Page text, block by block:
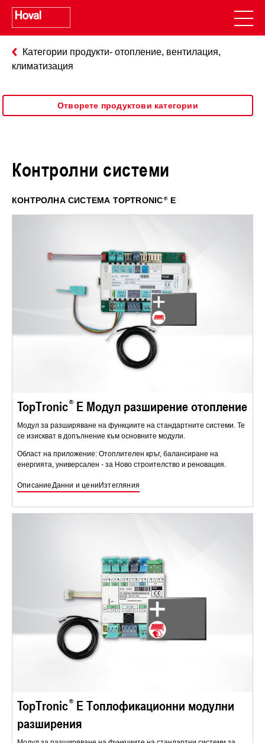
Категории продукти- отопление, вентилация,
климатизация
Отворете продуктови категории
Контролни системи
КОНТРОЛНА СИСТЕМА TOPTRONIC E
TopTronic E Модул разширение отопление
Модул за разширяване на функциите на стандартните системи. Те
се изискват в допълнение към основните модули.
Област на приложение: Отоплителен кръг, балансиране на
енергията, универсален - за Ново строителство и реновация.
ОписаниеДанни и цени Изтегляния
TopTronic E Топлофикационни модулни
разширения